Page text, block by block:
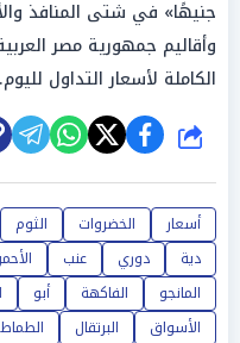
جنيهًا» في شتى المنافذ
وأقاليم جمهورية مصر
الكاملة لأسعار التداول لليوم.
شارك
أسعار الخضروات الثوم
دية
دوري عنب الأحمر
المانجو
الفاكهة أبو
الأسواق
البرتقال